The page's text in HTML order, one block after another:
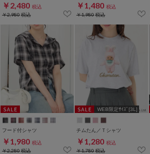
￥2,480 税込
￥2,980税込
￥1,480 税込
￥1,980税込
フード付シャツ
￥1,980 税込
￥2,280税込
WEB限定ｻｲｽﾞ[3L]
チムたん／Ｔシャツ
￥1,280 税込
￥1,780税込